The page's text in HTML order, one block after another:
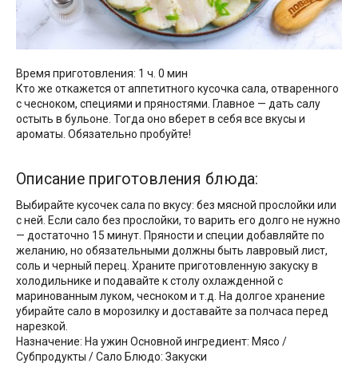
Время приготовления: 1 ч. 0 мин
Кто же откажется от аппетитного кусочка сала, отваренного
с чесноком, специями и пряностями. Главное — дать салу
остыть в бульоне. Тогда оно вберет в себя все вкусы и
ароматы. Обязательно пробуйте!
Описание приготовления блюда:
Выбирайте кусочек сала по вкусу: без мясной прослойки или
с ней. Если сало без прослойки, то варить его долго не нужно
— достаточно 15 минут. Пряности и специи добавляйте по
желанию, но обязательными должны быть лавровый лист,
соль и черный перец. Храните приготовленную закуску в
холодильнике и подавайте к столу охлажденной с
маринованным луком, чесноком и т.д. На долгое хранение
убирайте сало в морозилку и доставайте за полчаса перед
нарезкой.
Назначение: На ужин Основной ингредиент: Мясо /
Субпродукты / Сало Блюдо: Закуски